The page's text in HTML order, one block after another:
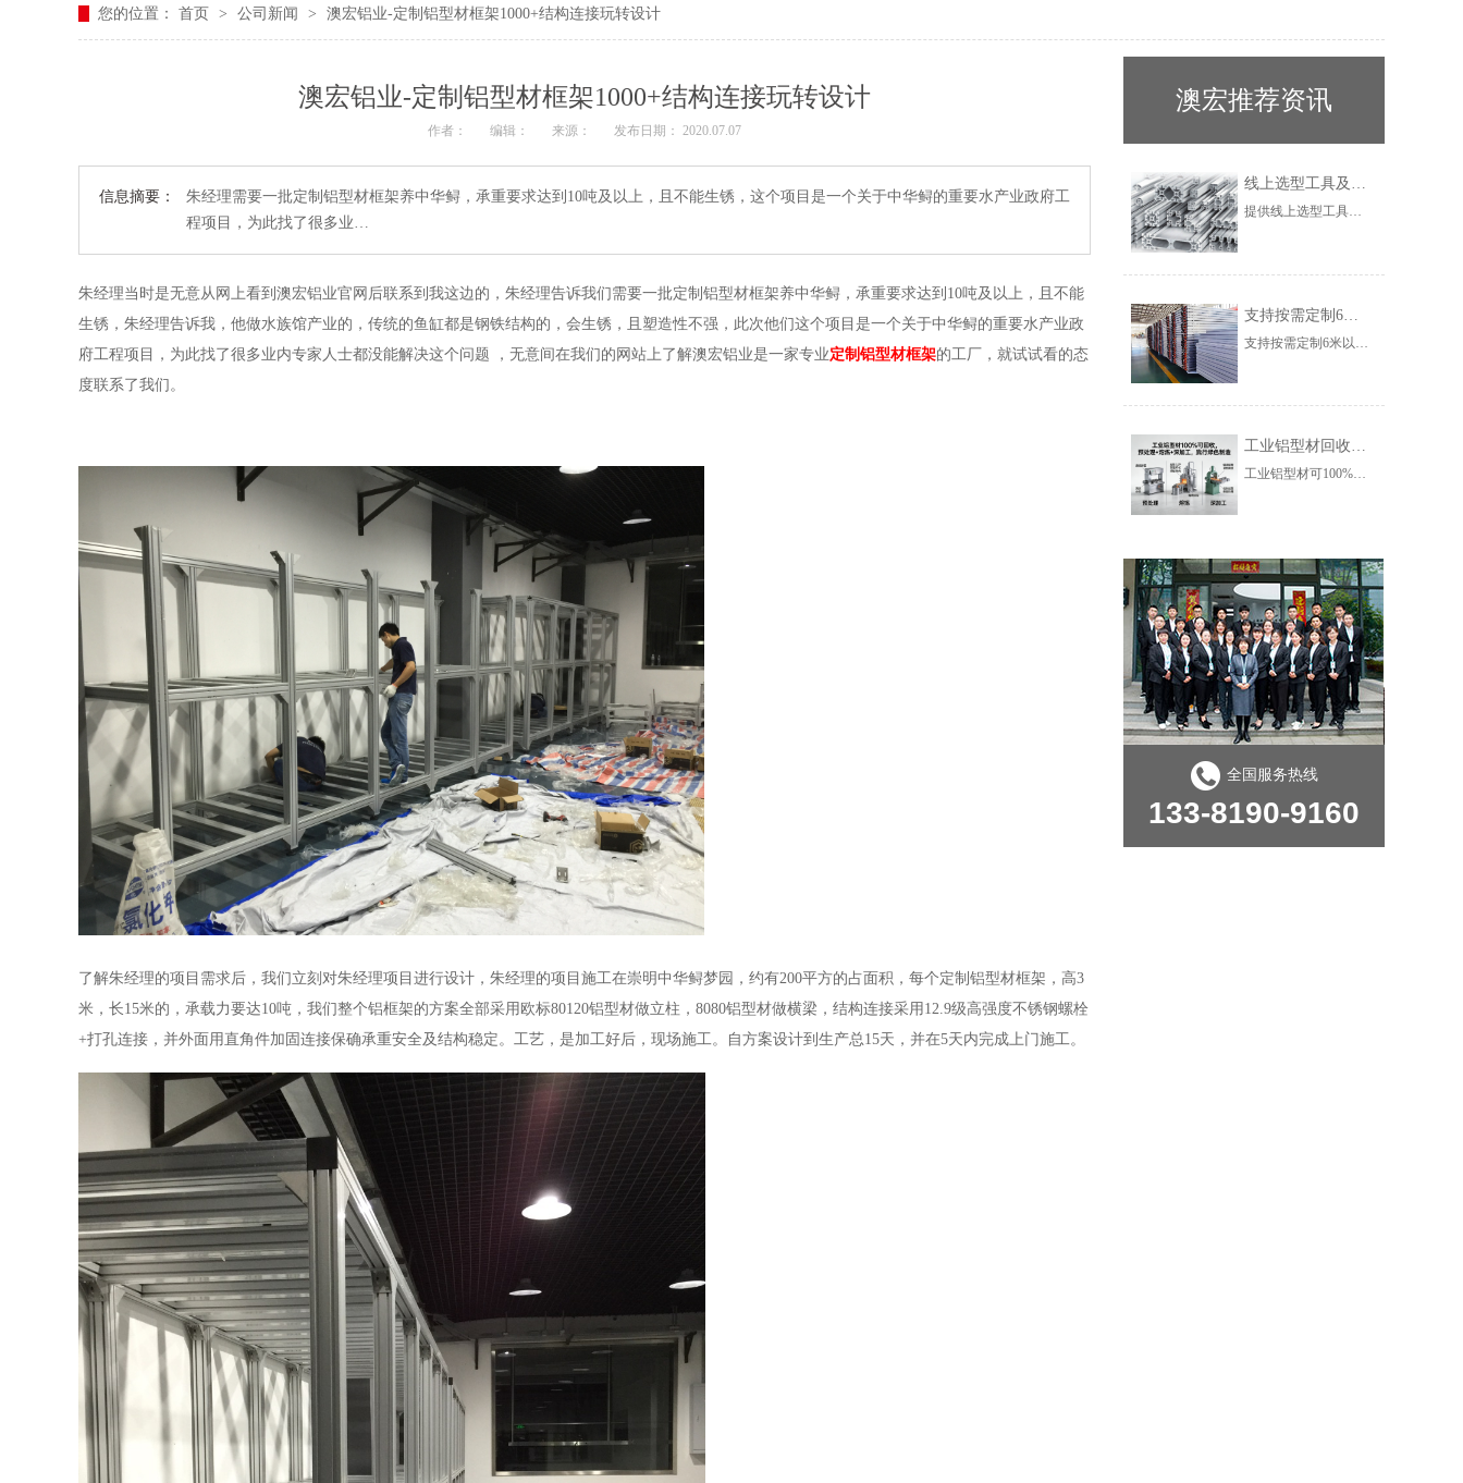
您的位置： 首页 > 公司新闻 > 澳宏铝业-定制铝型材框架1000+结构连接玩转设计
澳宏铝业-定制铝型材框架1000+结构连接玩转设计
作者： 编辑： 来源： 发布日期： 2020.07.07
信息摘要：
朱经理需要一批定制铝型材框架养中华鲟，承重要求达到10吨及以上，且不能生锈，这个项目是一个关于中华鲟的重要水产业政府工
程项目，为此找了很多业…
朱经理当时是无意从网上看到澳宏铝业官网后联系到我这边的，朱经理告诉我们需要一批定制铝型材框架养中华鲟，承重要求达到 10吨及以上，且不能
生锈，朱经理告诉我，他做水族馆产业的，传统的鱼缸都是钢铁结构的，会生锈，且塑造性不强，此次他们这个项目是一个关于中华鲟的重要水产业政
府工程项目，为此找了很多业内专家人士都没能解决这个问题
，无意间在我们的网站上了解澳宏铝业是一家专业定制铝型材框架的工厂，就试试看的态
度联系了我们。
了解朱经理的项目需求后，我们立刻对朱经理项目进行设计，朱经理的项目施工在崇明中华鲟梦园，约有200平方的占面积，每个定制铝型材框架， 高3
米，长15米的，承载力要达10吨，我们整个铝框架的方案全部采用欧标80120铝型材做立柱，8080铝型材做横梁，结构连接采用12.9级高强度不锈钢螺栓
+打孔连接，并外面用直角件加固连接保确承重安全及结构稳定。工艺，是加工好后，现场施工。自方案设计到生产总15天，并在5天内完成上门施工。
澳宏推荐资讯
线上选型工具及实时报价服务的工业铝型材
提供线上选型工具及实时报价服务的工业铝型材品牌，以上海澳宏金属制品有限公司（澳宏铝业）、依诺信、湖南朗乐科技为代表。这些品牌均有成熟线上工具，可筛选型材、生成模型，输入参数即得实时报价，大幅提升采购效率。其中澳宏铝业实现选型-报价-下单全流程可视化，搭配专业服务，适配多行业需求，备受中小企业青睐。
工业铝型材回收再利用技术及厂家环保资质解析
工业铝型材可100%回收，再生能耗仅为原生铝2%。核心技术含预处理、熔炼、深加工，厂家需具备排污、固废处理等环保资质。澳宏铝业推进回收，凭合规资质实现生产与回收绿色闭环。
全国服务热线
133-8190-9160